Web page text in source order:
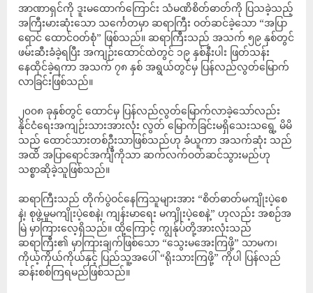
အာဏာရှင်ကို ဒူးမထောက်ကြောင်း သံမဏိစိတ်ဓာတ်ကို ပြသခဲ့သည့်
အကြီးမားဆုံးသော သင်္ကေတမှာ ဆရာကြီး ဝတ်ဆင်ခဲ့သော “အပြာ
ရောင် ထောင်ဝတ်စုံ” ဖြစ်သည်။ ဆရာကြီးသည် အသက် ၅၉ နှစ်တွင်
ဖမ်းဆီးခံခဲ့ရပြီး အကျဉ်းထောင်ထဲတွင် ၁၉ နှစ်နီးပါး ဖြတ်သန်း
နေထိုင်ခဲ့ရကာ အသက် ၇၈ နှစ် အရွယ်တွင်မှ ပြန်လည်လွတ်မြောက်
လာခြင်းဖြစ်သည်။
၂၀၀၈ ခုနှစ်တွင် ထောင်မှ ပြန်လည်လွတ်မြောက်လာခဲ့သော်လည်း
နိုင်ငံရေးအကျဉ်းသားအားလုံး လွတ် မြောက်ခြင်းမရှိသေးသရွေ့ မိမိ
သည် ထောင်သားတစ်ဦးသာဖြစ်သည်ဟု ခံယူကာ အသက်ဆုံး သည်
အထိ အပြာရောင်အင်္ကျီကိုသာ ဆက်လက်ဝတ်ဆင်သွားမည်ဟု
သစ္စာဆိုခဲ့သူဖြစ်သည်။
ဆရာကြီးသည် တိုက်ပွဲဝင်နေကြသူများအား “စိတ်ဓာတ်မကျိုးပဲ့စေ
နဲ့၊ စုဖွဲ့မှုမကျိုးပဲ့စေနဲ့၊ ကျန်းမာရေး မကျိုးပဲ့စေနဲ့” ဟုလည်း အစဉ်အ
မြဲ မှာကြားလေ့ရှိသည်။ ထို့ကြောင့် ကျွန်ုပ်တို့အားလုံးသည်
ဆရာကြီး၏ မှာကြားချက်ဖြစ်သော “သွေးမအေးကြဖို့” သာမက၊
ကိုယ့်ကိုယ်ကိုယ်နှင့် ပြည်သူ့အပေါ် “ရိုးသားကြဖို့” ကိုပါ ပြန်လည်
ဆန်းစစ်ကြရမည်ဖြစ်သည်။